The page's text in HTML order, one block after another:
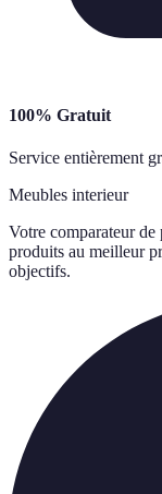
100% Gratuit
Service entièrement
Meubles interieur
Votre comparateur
produits au meilleur
objectifs.